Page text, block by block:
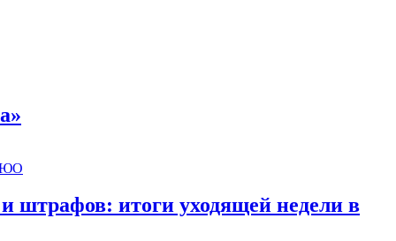
и штрафов: итоги уходящей недели в